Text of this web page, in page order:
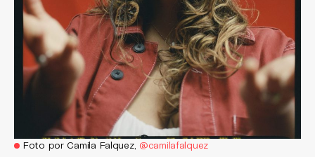
Foto por Camila Falquez, @camilafalquez